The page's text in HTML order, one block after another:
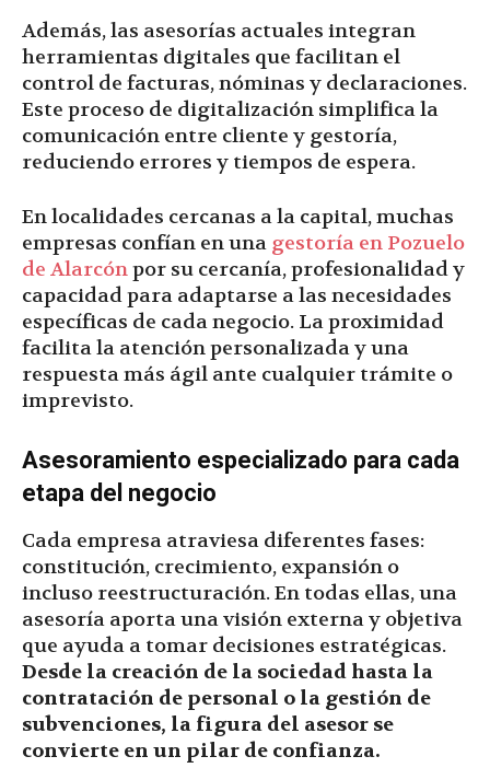
Además, las asesorías actuales integran
herramientas digitales que facilitan el
control de facturas, nóminas y declaraciones.
Este proceso de digitalización simplifica la
comunicación entre cliente y gestoría,
reduciendo errores y tiempos de espera.
En localidades cercanas a la capital, muchas
empresas confían en una gestoría en Pozuelo
de Alarcónpor su cercanía, profesionalidad y
capacidad para adaptarse a las necesidades
específicas de cada negocio. La proximidad
facilita la atención personalizada y una
respuesta más ágil ante cualquier trámite o
imprevisto.
Asesoramiento especializado para cada
etapa del negocio
Cada empresa atraviesa diferentes fases:
constitución, crecimiento, expansión o
incluso reestructuración. En todas ellas, una
asesoría aporta una visión externa y objetiva
que ayuda a tomar decisiones estratégicas.
Desde la creación de la sociedad hasta la
contratación de personal o la gestión de
subvenciones, la figura del asesor se
convierte en un pilar de confianza.